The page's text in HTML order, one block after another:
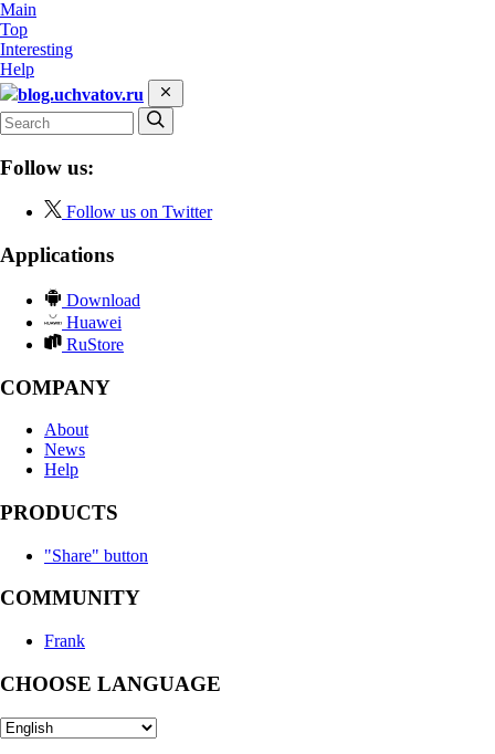
Main
Top
Interesting
Help
blog.uchvatov.ru
Follow us:
Follow us on Twitter
Applications
Download
Huawei
RuStore
COMPANY
About
News
Help
PRODUCTS
"Share" button
COMMUNITY
Frank
CHOOSE LANGUAGE